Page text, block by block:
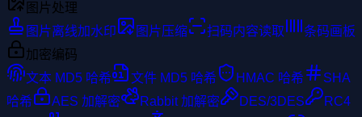
图片处理
图片离线加水印
图片压缩 扫码内容读取
条码画板
加密编码
文本 MD5 哈希
文件 MD5 哈希 HMAC 哈希
SHA
哈希
AES 加解密 Rabbit 加解密 DES/3DES
RC4